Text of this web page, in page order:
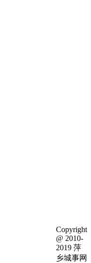
Copyright
@ 2010-
2019 萍
乡城事网